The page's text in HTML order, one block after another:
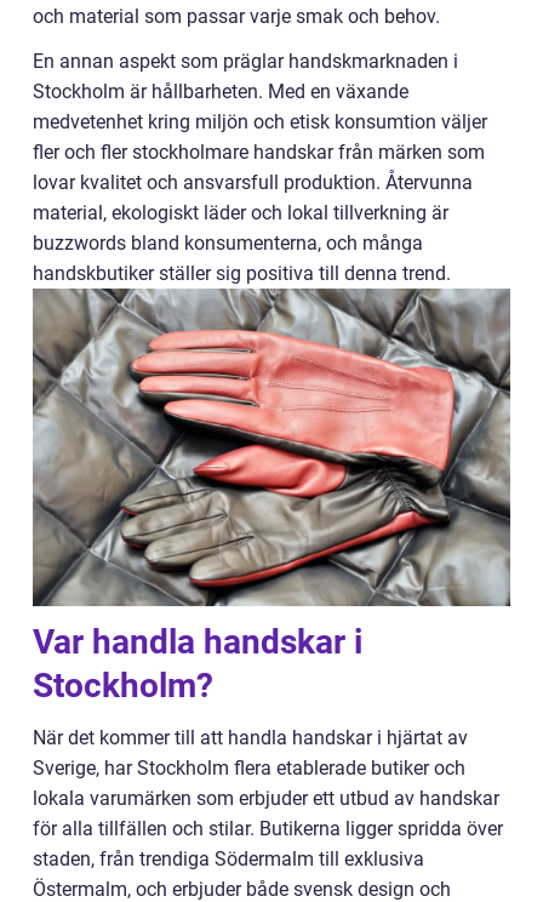
och material som passar varje smak och behov.
En annan aspekt som präglar handskmarknaden i
Stockholm är hållbarheten. Med en växande
medvetenhet kring miljön och etisk konsumtion väljer
fler och fler stockholmare handskar från märken som
lovar kvalitet och ansvarsfull produktion. Återvunna
material, ekologiskt läder och lokal tillverkning är
buzzwords bland konsumenterna, och många
handskbutiker ställer sig positiva till denna trend.
Var handla handskar i
Stockholm?
När det kommer till att handla handskar i hjärtat av
Sverige, har Stockholm flera etablerade butiker och
lokala varumärken som erbjuder ett utbud av handskar
för alla tillfällen och stilar. Butikerna ligger spridda över
staden, från trendiga Södermalm till exklusiva
Östermalm, och erbjuder både svensk design och